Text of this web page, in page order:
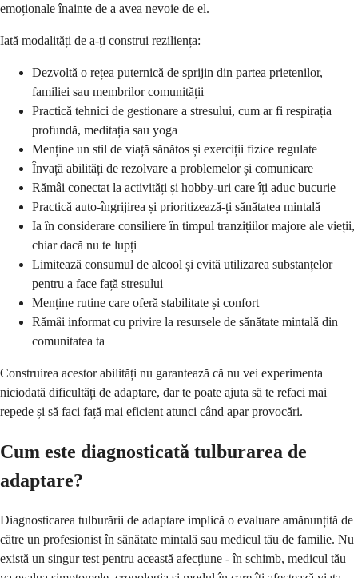
emoționale înainte de a avea nevoie de el.
Iată modalități de a-ți construi reziliența:
Dezvoltă o rețea puternică de sprijin din partea prietenilor,
familiei sau membrilor comunității
Practică tehnici de gestionare a stresului, cum ar fi respirația
profundă, meditația sau yoga
Menține un stil de viață sănătos și exerciții fizice regulate
Învață abilități de rezolvare a problemelor și comunicare
Rămâi conectat la activități și hobby-uri care îți aduc bucurie
Practică auto-îngrijirea și prioritizează-ți sănătatea mintală
Ia în considerare consiliere în timpul tranzițiilor majore ale vieții,
chiar dacă nu te lupți
Limitează consumul de alcool și evită utilizarea substanțelor
pentru a face față stresului
Menține rutine care oferă stabilitate și confort
Rămâi informat cu privire la resursele de sănătate mintală din
comunitatea ta
Construirea acestor abilități nu garantează că nu vei experimenta
niciodată dificultăți de adaptare, dar te poate ajuta să te refaci mai
repede și să faci față mai eficient atunci când apar provocări.
Cum este diagnosticată tulburarea de
adaptare?
Diagnosticarea tulburării de adaptare implică o evaluare amănunțită de
către un profesionist în sănătate mintală sau medicul tău de familie. Nu
există un singur test pentru această afecțiune - în schimb, medicul tău